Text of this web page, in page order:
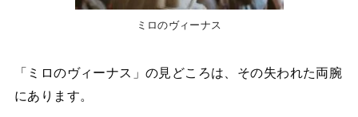
ミロのヴィーナス
「ミロのヴィーナス」の見どころは、その失われた両腕
にあります。